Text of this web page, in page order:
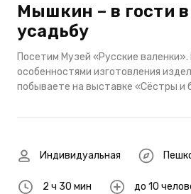
Мышкин – в гости
усадьбу
Посетим Музей «Русские
особенностями изготовления
побываете на выставке «Сёстры и
Индивидуальная
2 ч 30 мин до 10